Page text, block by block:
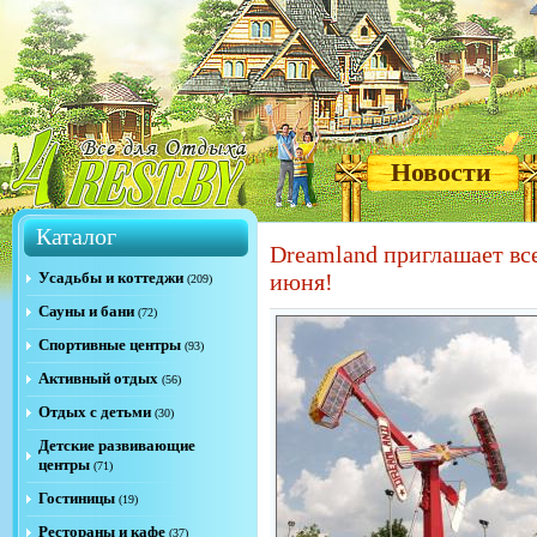
Новости
Каталог
Усадьбы и коттеджи (209)
Сауны и бани (72)
Спортивные центры (93)
Активный отдых (56)
Отдых с детьми (30)
Детские развивающие
центры (71)
Гостиницы (19)
Рестораны и кафе (37)
Dreamland приглашает
июня!